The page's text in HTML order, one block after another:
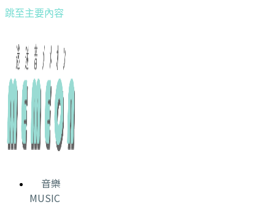
跳至主要內容
音樂
MUSIC